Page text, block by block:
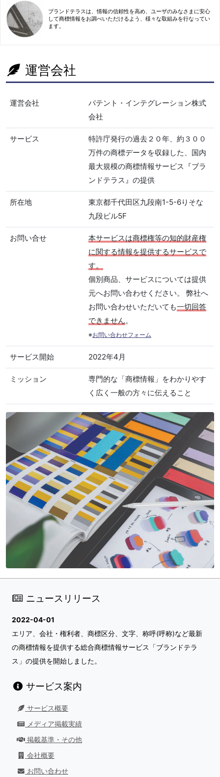
ブランドテラスは、情報の信頼性を高め、ユーザのみなさまに安心
して商標情報をお調べいただけるよう、様々な取組みを行なってい
ます。
運営会社
運営会社
パテント・インテグレーション株式
会社
サービス
特許庁発行の過去２０年、約３００
万件の商標データを収録した、国内
最大規模の商標情報サービス『ブラ
ンドテラス』の提供
所在地
東京都千代田区九段南1-5-6りそな
九段ビル5F
お問い合せ
本サービスは商標権等の知的財産権
に関する情報を提供するサービスで
す。
個別商品、サービスについては提供
元へお問い合わせください。 弊社へ
お問い合わせいただいても一切回答
できません。
※お問い合わせフォーム
サービス開始 2022年4月
ミッション
専門的な「商標情報」をわかりやす
く広く一般の方々に伝えること
ニュースリリース
2022-04-01
エリア、会社・権利者、商標区分、文字、称呼(呼称)など最新
の商標情報を提供する総合商標情報サービス「ブランドテラ
ス」の提供を開始しました。
サービス案内
サービス概要
メディア掲載実績
掲載基準・その他
会社概要
お問い合わせ